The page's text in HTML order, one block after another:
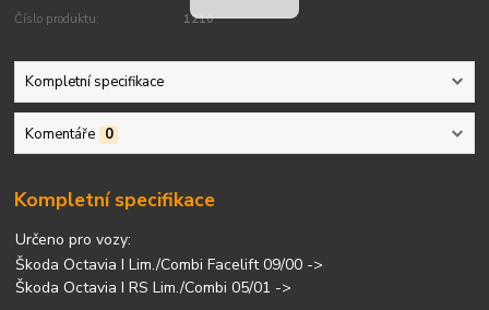
Číslo produktu: 1210
Kompletní specifikace
Komentáře 0
Kompletní specifikace
Určeno pro vozy:
Škoda Octavia I Lim./Combi Facelift 09/00 ->
Škoda Octavia I RS Lim./Combi 05/01 ->